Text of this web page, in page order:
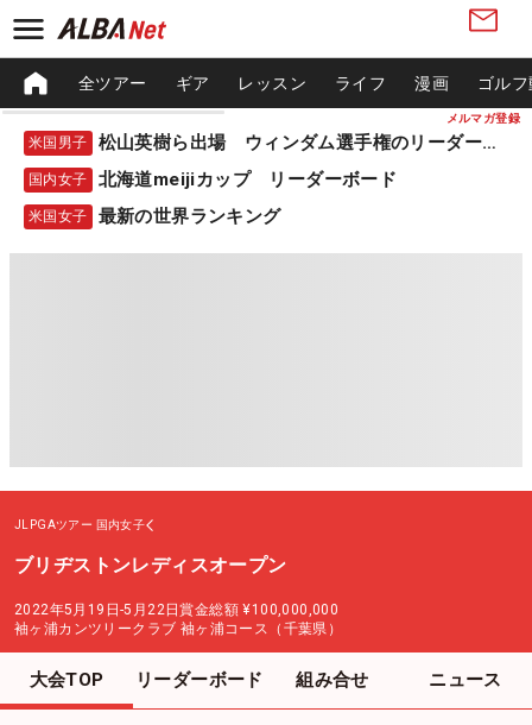
メルマガ登録
全ツアー ギア レッスン ライフ 漫画 ゴル
米国男子 松山英樹ら出場 ウィンダム選手権のリーダーボード
国内女子 北海道meijiカップ リーダーボード
米国女子 最新の世界ランキング
JLPGAツアー 国内女子
ブリヂストンレディスオープン
2022年5月19日-5月22日賞金総額 ¥100,000,000
袖ヶ浦カンツリークラブ 袖ヶ浦コース（千葉県）
大会TOP リーダーボード 組み合せ ニュース